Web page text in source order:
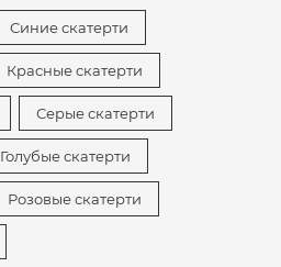
Синие скатерти
Красные скатерти
Серые скатерти
Голубые скатерти
Розовые скатерти